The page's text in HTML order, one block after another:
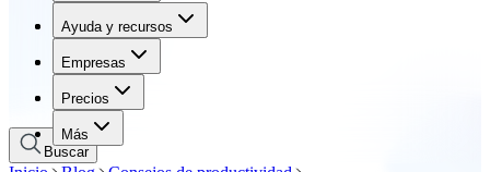
Ayuda y recursos
Empresas
Precios
Más
Ayuda y recursos
Empresas
Precios
Buscar